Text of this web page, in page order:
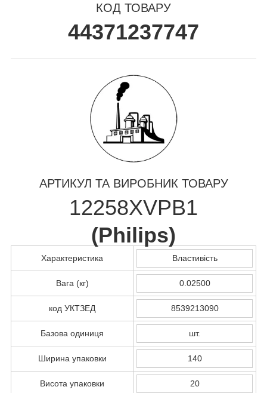
КОД ТОВАРУ
44371237747
АРТИКУЛ ТА ВИРОБНИК ТОВАРУ
12258XVPB1
(Philips)
Характеристика Властивість
Вага (кг) 0.02500
код УКТЗЕД 8539213090
Базова одиниця шт.
Ширина упаковки 140
Висота упаковки 20